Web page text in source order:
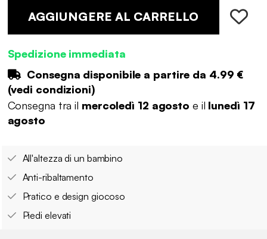
AGGIUNGERE AL CARRELLO
Spedizione immediata
Consegna disponibile a partire da 4.99 €
(vedi condizioni)
Consegna tra il mercoledì 12 agosto e il lunedì 17
agosto
All'altezza di un bambino
Anti-ribaltamento
Pratico e design giocoso
Piedi elevati